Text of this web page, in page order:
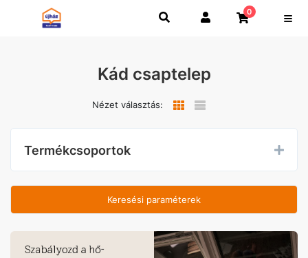
0
Kád csaptelep
Nézet választás:
Termékcsoportok
Keresési paraméterek